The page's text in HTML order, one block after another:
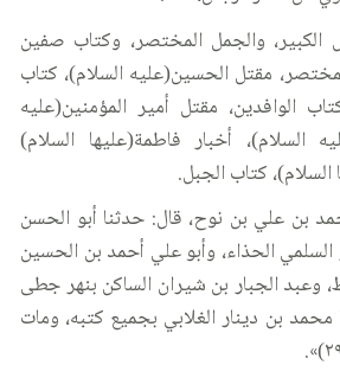
الكبير، والجمل المختصر، وكتاب صفين
مقتل الحسين(عليه السلام)، كتاب
الوافدين، مقتل أمير المؤمنين(عليه
السلام)، أخبار فاطمة(عليها السلام)
كتاب الجبل.
بن علي بن نوح، قال: حدثنا أبو الحسن
الحذاء، وأبو علي أحمد بن الحسين
وعبد الجبار بن شيران الساكن بنهر جطى
محمد بن دينار الغلابي بجميع كتبه، ومات